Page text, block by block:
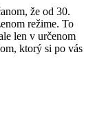
že od 30.
režime. To
len v určenom
ktorý si po vás